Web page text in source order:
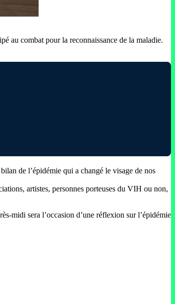
au combat pour la reconnaissance de la maladie.
de l’épidémie qui a changé le visage de nos
artistes, personnes porteuses du VIH ou non,
midi sera l’occasion d’une réflexion sur l’épidémie